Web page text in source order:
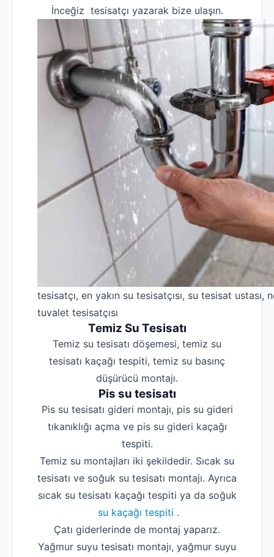
İnceğiz tesisatçı yazarak bize ulaşın.
tesisatçı, en yakın su tesisatçısı, su tesisat
tuvalet tesisatçısı
Temiz Su Tesisatı
Temiz su tesisatı döşemesi, temiz su
tesisatı kaçağı tespiti, temiz su basınç
düşürücü montajı.
Pis su tesisatı
Pis su tesisatı gideri montajı, pis su gideri
tıkanıklığı açma ve pis su gideri kaçağı
tespiti.
Temiz su montajları iki şekildedir. Sıcak su
tesisatı ve soğuk su tesisatı montajı. Ayrıca
sıcak su tesisatı kaçağı tespiti ya da soğuk
su kaçağı tespiti .
Çatı giderlerinde de montaj yaparız.
Yağmur suyu tesisatı montajı, yağmur suyu